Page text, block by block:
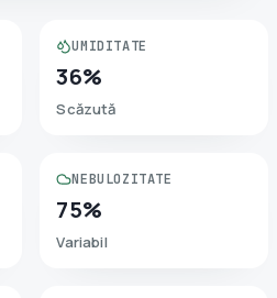
UMIDITATE
36%
Scăzută
NEBULOZITATE
75%
Variabil